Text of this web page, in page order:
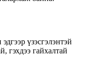
үзэсгэлэнтэй
гэхдээ гайхалтай